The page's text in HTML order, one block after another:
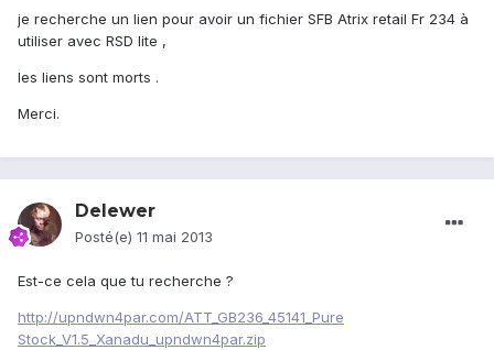
je recherche un lien pour avoir un fichier SFB Atrix retail Fr 234 à
utiliser avec RSD lite ,
les liens sont morts .
Merci.
Delewer
Posté(e) 11 mai 2013
Est-ce cela que tu recherche ?
http://upndwn4par.com/ATT_GB236_45141_Pure
Stock_V1.5_Xanadu_upndwn4par.zip